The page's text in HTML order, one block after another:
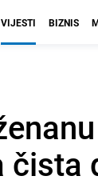
VIJESTI BIZNIS
čista